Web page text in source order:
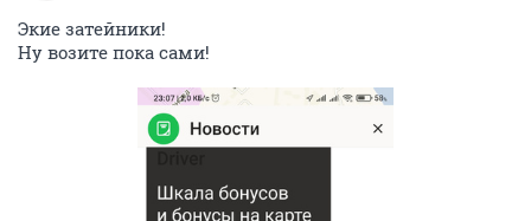
Экие затейники!
Ну возите пока сами!